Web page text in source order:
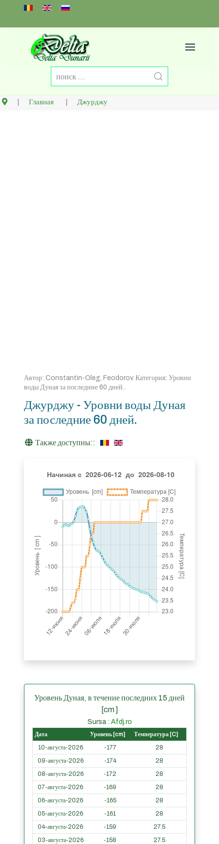
Select your language
Главная Джурджу
Автор: Constantin-Oleg, Feodorov. Категория: Уровни
воды Дуная за последние 60 дней..
Джурджу - Уровни воды Дуная
за последние 60 дней.
Также доступны::
Уровень Дуная, в течение последних 15 дней
[cm ]
Sursa : Afdj.ro
Дата Уровень [cm]
Температура [C]
10-августа-2026
-177
28
09-августа-2026
-174
28
08-августа-2026
-172
28
07-августа-2026
-169
28
06-августа-2026
-165
28
05-августа-2026
-161
28
04-августа-2026
-159
27.5
03-августа-2026
-158
27.5